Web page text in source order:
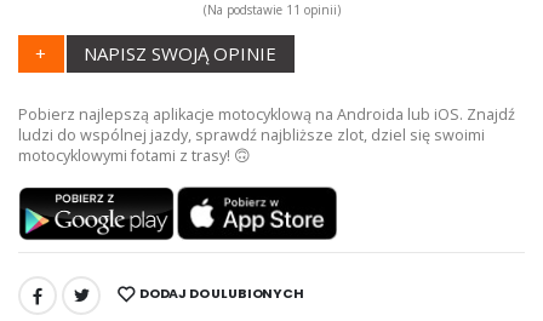
(Na podstawie 11 opinii)
+ NAPISZ SWOJĄ OPINIE
Pobierz najlepszą aplikacje motocyklową na Androida lub iOS. Znajdź
ludzi do wspólnej jazdy, sprawdź najbliższe zlot, dziel się swoimi
motocyklowymi fotami z trasy! 🙃
UDOSTĘPNIJ: DODAJ DO ULUBIONYCH